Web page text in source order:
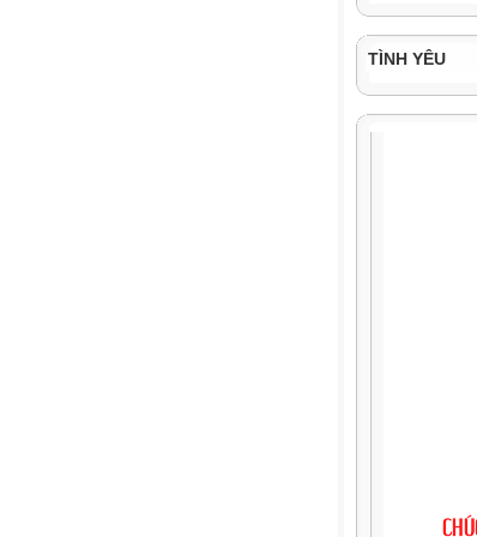
1 phút
23 phút
TÌNH YÊU